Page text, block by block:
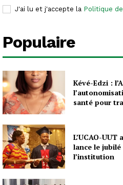
J'ai lu et j'accepte la Politique
Populaire
Kévé-Edzi :
santé pour
L’UCAO-
lance le jubilé
l’institution